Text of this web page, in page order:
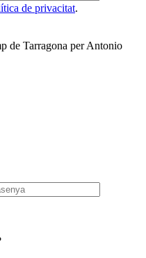
de privacitat.
de Tarragona per Antonio